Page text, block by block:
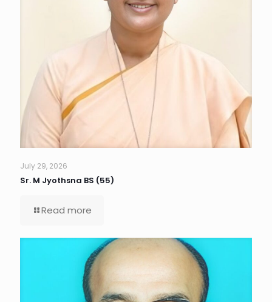
July 29, 2026
Sr. M Jyothsna BS (55)
Read more